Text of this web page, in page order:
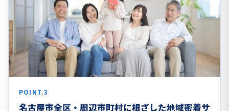
POINT.3
名古屋市全区・周辺市町村に根ざした地域密着サ